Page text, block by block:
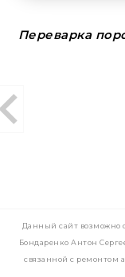
Переварка
Данный сайт возможно
Бондаренко Антон
связанной с ремонтом